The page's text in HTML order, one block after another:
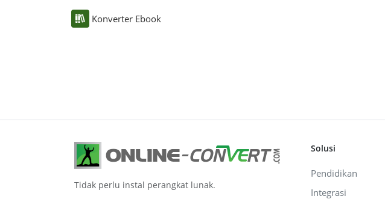
Konverter Ebook
Tidak perlu instal perangkat lunak.
Solusi
Pendidikan
Integrasi